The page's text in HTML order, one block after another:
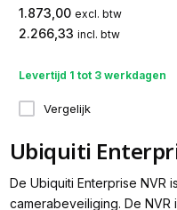
1.873,00 excl. btw
2.266,33 incl. btw
Levertijd 1 tot 3 werkdagen
Vergelijk
Ubiquiti
De Ubiquiti Enterprise NVR
camerabeveiliging. De